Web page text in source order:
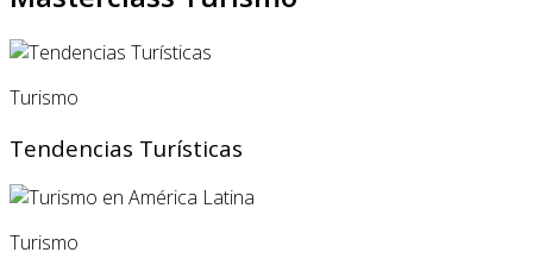
Turismo
Tendencias Turísticas
Turismo